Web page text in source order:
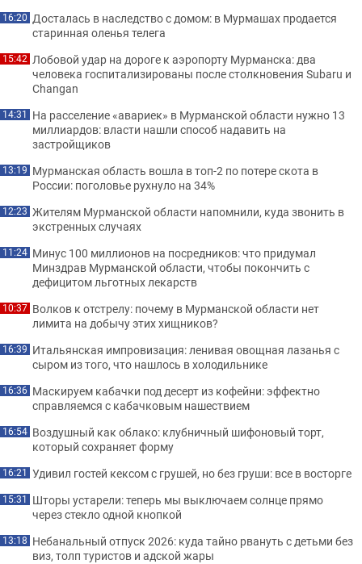
16:20 Досталась в наследство с домом: в Мурмашах продается
старинная оленья телега
15:42 Лобовой удар на дороге к аэропорту Мурманска: два
человека госпитализированы после столкновения Subaru и
Changan
14:31 На расселение «авариек» в Мурманской области нужно 13
миллиардов: власти нашли способ надавить на
застройщиков
13:19 Мурманская область вошла в топ-2 по потере скота в
России: поголовье рухнуло на 34%
12:23 Жителям Мурманской области напомнили, куда звонить в
экстренных случаях
11:24 Минус 100 миллионов на посредников: что придумал
Минздрав Мурманской области, чтобы покончить с
дефицитом льготных лекарств
10:37 Волков к отстрелу: почему в Мурманской области нет
лимита на добычу этих хищников?
16:39 Итальянская импровизация: ленивая овощная лазанья с
сыром из того, что нашлось в холодильнике
16:36 Маскируем кабачки под десерт из кофейни: эффектно
справляемся с кабачковым нашествием
16:54 Воздушный как облако: клубничный шифоновый торт,
который сохраняет форму
16:21 Удивил гостей кексом с грушей, но без груши: все в восторге
15:31 Шторы устарели: теперь мы выключаем солнце прямо
через стекло одной кнопкой
13:18 Небанальный отпуск 2026: куда тайно рвануть с детьми без
виз, толп туристов и адской жары